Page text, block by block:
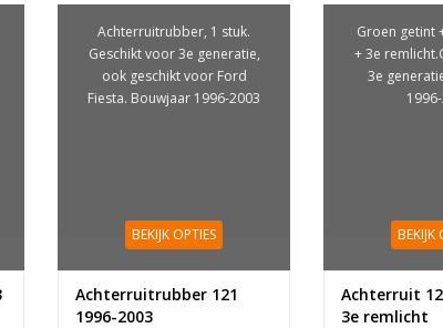
Achterruitrubber, 1 stuk.
Geschikt voor 3e generatie,
ook geschikt voor Ford
Fiesta. Bouwjaar 1996-2003
BEKIJK OPTIES
Achterruitrubber 121
1996-2003
Groen getint
+ 3e
3e
BEKIJK
Achterruit
3e remlicht